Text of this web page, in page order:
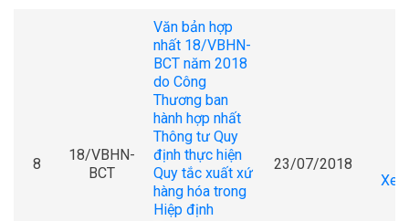
8
18/VBHN-
BCT
Văn bản hợp
nhất 18/VBHN-
BCT năm 2018
do Công
Thương ban
hành hợp nhất
Thông tư Quy
định thực hiện
Quy tắc xuất xứ
hàng hóa trong
Hiệp định
23/07/2018